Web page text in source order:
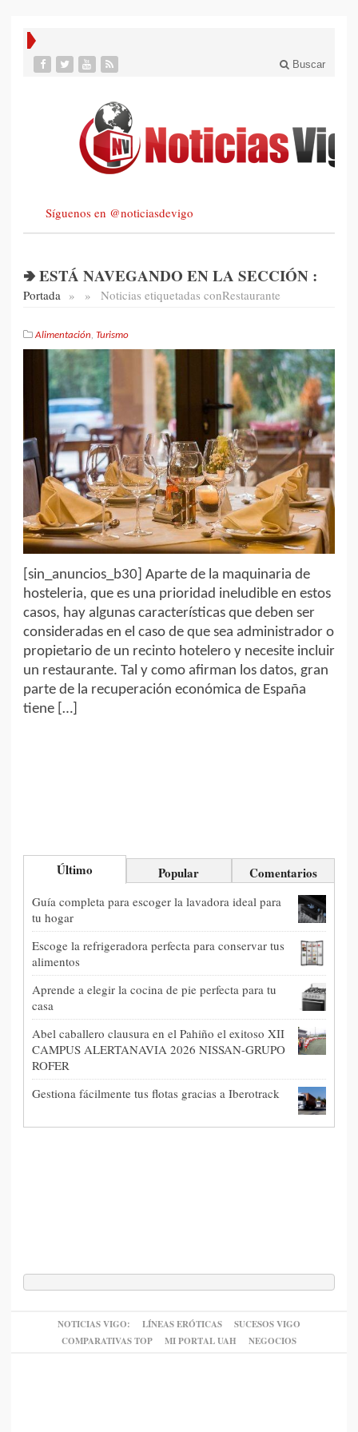
Buscar
Síguenos en @noticiasdevigo
🢂 ESTÁ NAVEGANDO EN LA SECCIÓN :
Portada » Noticias etiquetadas con
» Restaurante
Alimentación, Turismo
[sin_anuncios_b30] Aparte de la maquinaria de
hosteleria, que es una prioridad ineludible en estos
casos, hay algunas características que deben ser
consideradas en el caso de que sea administrador o
propietario de un recinto hotelero y necesite incluir
un restaurante. Tal y como afirman los datos, gran
parte de la recuperación económica de España
tiene […]
Último Popular Comentarios
Guía completa para escoger la lavadora ideal para
tu hogar
Escoge la refrigeradora perfecta para conservar tus
alimentos
Aprende a elegir la cocina de pie perfecta para tu
casa
Abel caballero clausura en el Pahiño el exitoso XII
CAMPUS ALERTANAVIA 2026 NISSAN-GRUPO
ROFER
Gestiona fácilmente tus flotas gracias a Iberotrack
NOTICIAS VIGO: LÍNEAS ERÓTICAS
SUCESOS VIGO
COMPARATIVAS TOP
MI PORTAL UAH NEGOCIOS